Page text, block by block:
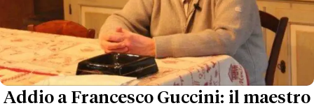
Addio a Francesco Guccini: il maestro